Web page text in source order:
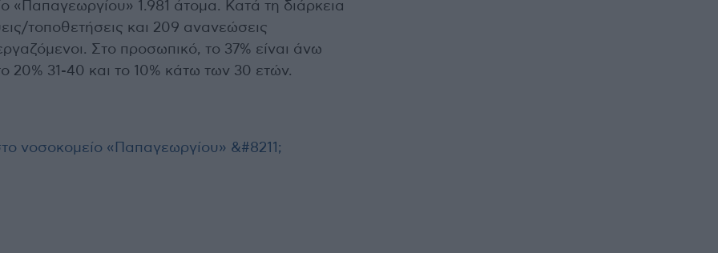
«Παπαγεωργίου» 1.981 άτομα. Κατά τη διάρκεια
τοποθετήσεις και 209 ανανεώσεις
Στο προσωπικό, το 37% είναι άνω
20% 31-40 και το 10% κάτω των 30 ετών.
νοσοκομείο «Παπαγεωργίου» &#8211;